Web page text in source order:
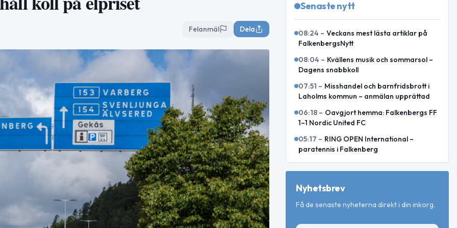
Felanmäl Dela
Senaste nytt
08:24 – Veckans mest lästa artiklar på
FalkenbergsNytt
08:04 – Kvällens musik och sommarsol –
Dagens snabbkoll
07:51 – Misshandel och barnfridsbrott i
Laholms kommun – anmälan upprättad
06:18 – Oavgjort hemma: Falkenbergs FF
1–1 Nordic United FC
05:17 – RING OPEN International –
paratennis i Falkenberg
Nyhetsbrev
Få de senaste nyheterna direkt i din inkorg.